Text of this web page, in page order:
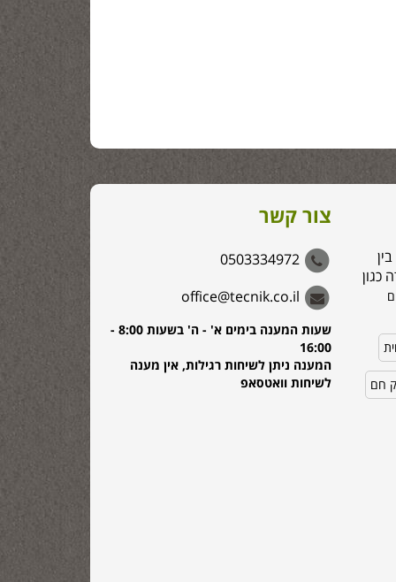
צור קשר
0503334972
office@tecnik.co.il
שעות המענה בימים א' - ה' בשעות 8:00 -
16:00
המענה ניתן לשיחות רגילות, אין מענה
לשיחות וואטסאפ
כגון
חם